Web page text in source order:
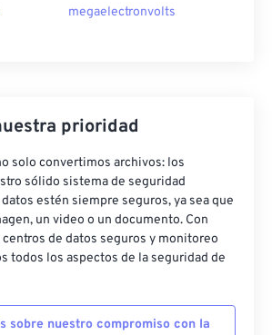
megaelectronvolts
prioridad
solo convertimos archivos: los
sólido sistema de seguridad
estén siempre seguros, ya sea que
un video o un documento. Con
de datos seguros y monitoreo
todos los aspectos de la seguridad de
sobre nuestro compromiso con la